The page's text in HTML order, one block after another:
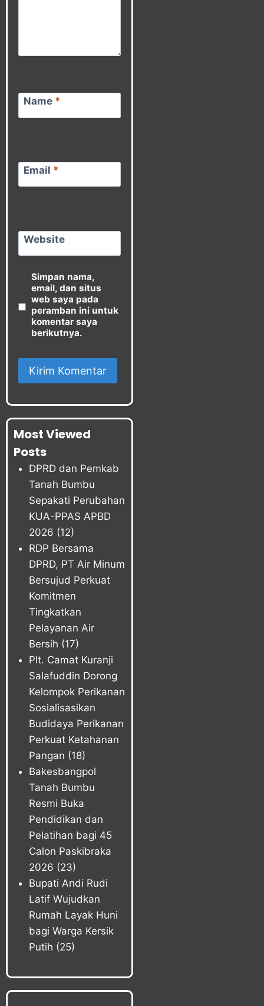
Name *
Email *
Website
Simpan nama,
email, dan situs
web saya pada
peramban ini untuk
komentar saya
berikutnya.
Most Viewed
Posts
DPRD dan Pemkab
Tanah Bumbu
Sepakati Perubahan
KUA-PPAS APBD
2026 (12)
RDP Bersama
DPRD, PT Air Minum
Bersujud Perkuat
Komitmen
Tingkatkan
Pelayanan Air
Bersih (17)
Plt. Camat Kuranji
Salafuddin Dorong
Kelompok Perikanan
Sosialisasikan
Budidaya Perikanan
Perkuat Ketahanan
Pangan (18)
Bakesbangpol
Tanah Bumbu
Resmi Buka
Pendidikan dan
Pelatihan bagi 45
Calon Paskibraka
2026 (23)
Bupati Andi Rudi
Latif Wujudkan
Rumah Layak Huni
bagi Warga Kersik
Putih (25)